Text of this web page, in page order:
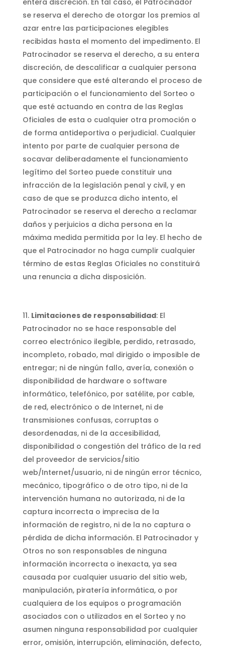
se reserva el derecho de otorgar los premios al
azar entre las participaciones elegibles
recibidas hasta el momento del impedimento. El
Patrocinador se reserva el derecho, a su entera
discreción, de descalificar a cualquier persona
que considere que esté alterando el proceso de
participación o el funcionamiento del Sorteo o
que esté actuando en contra de las Reglas
Oficiales de esta o cualquier otra promoción o
de forma antideportiva o perjudicial. Cualquier
intento por parte de cualquier persona de
socavar deliberadamente el funcionamiento
legítimo del Sorteo puede constituir una
infracción de la legislación penal y civil, y en
caso de que se produzca dicho intento, el
Patrocinador se reserva el derecho a reclamar
daños y perjuicios a dicha persona en la
máxima medida permitida por la ley. El hecho de
que el Patrocinador no haga cumplir cualquier
término de estas Reglas Oficiales no constituirá
una renuncia a dicha disposición.
Limitaciones de responsabilidad: El
Patrocinador no se hace responsable del
correo electrónico ilegible, perdido, retrasado,
incompleto, robado, mal dirigido o imposible de
entregar; ni de ningún fallo, avería, conexión o
disponibilidad de hardware o software
informático, telefónico, por satélite, por cable,
de red, electrónico o de Internet, ni de
transmisiones confusas, corruptas o
desordenadas, ni de la accesibilidad,
disponibilidad o congestión del tráfico de la red
del proveedor de servicios/sitio
web/Internet/usuario, ni de ningún error técnico,
mecánico, tipográfico o de otro tipo, ni de la
intervención humana no autorizada, ni de la
captura incorrecta o imprecisa de la
información de registro, ni de la no captura o
pérdida de dicha información. El Patrocinador y
Otros no son responsables de ninguna
información incorrecta o inexacta, ya sea
causada por cualquier usuario del sitio web,
manipulación, piratería informática, o por
cualquiera de los equipos o programación
asociados con o utilizados en el Sorteo y no
asumen ninguna responsabilidad por cualquier
error, omisión, interrupción, eliminación, defecto,